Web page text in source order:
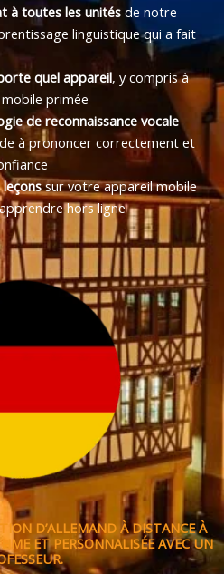
à toutes les unitésde notre
linguistique qui a fait
quel appareil, y compris à
primée
de reconnaissance vocale
à prononcer correctement et
sur votre appareil mobile
hors ligne
D’ALLEMAND À DISTANCE À
ET PERSONNALISÉE AVEC UN